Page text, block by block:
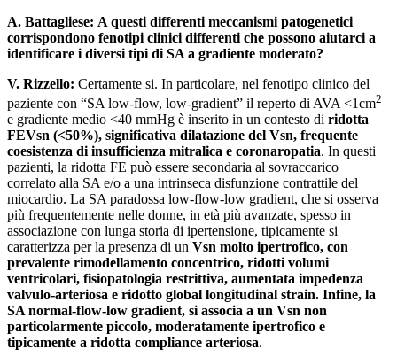
A. Battagliese: A questi differenti meccanismi patogenetici
corrispondono fenotipi clinici differenti che possono aiutarci a
identificare i diversi tipi di SA a gradiente moderato?
V. Rizzello: Certamente si. In particolare, nel fenotipo clinico del
paziente con “SA low-flow, low-gradient” il reperto di AVA <1cm2
e gradiente medio <40 mmHg è inserito in un contesto di ridotta
FEVsn (<50%), significativa dilatazione del Vsn, frequente
coesistenza di insufficienza mitralica e coronaropatia. In questi
pazienti, la ridotta FE può essere secondaria al sovraccarico
correlato alla SA e/o a una intrinseca disfunzione contrattile del
miocardio. La SA paradossa low-flow-low gradient, che si osserva
più frequentemente nelle donne, in età più avanzate, spesso in
associazione con lunga storia di ipertensione, tipicamente si
caratterizza per la presenza di un Vsn molto ipertrofico, con
prevalente rimodellamento concentrico, ridotti volumi
ventricolari, fisiopatologia restrittiva, aumentata impedenza
valvulo-arteriosa e ridotto global longitudinal strain. Infine, la
SA normal-flow-low gradient, si associa a un Vsn non
particolarmente piccolo, moderatamente ipertrofico e
tipicamente a ridotta compliance arteriosa.